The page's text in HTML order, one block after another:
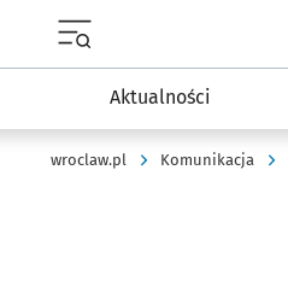
Aktualności
wroclaw.pl Komunikacja